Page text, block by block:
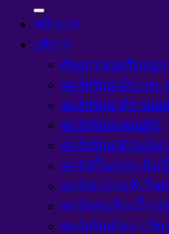
หน้าแรก
บริการ
ศัลยกรรมเสริมจมูก
คอร์สรักษาฝ้า กระ
คอร์สรักษาสิว รอย
คอร์สรักษาหลุมสิว
คอร์สรักษาผิวแห้ง
คอร์สจี้ไฝ กระ ติ่ง
คอร์สยกกระชับใบ
คอร์สลบเลือนริ้วร
คอร์สร้อยไหม ปรับ